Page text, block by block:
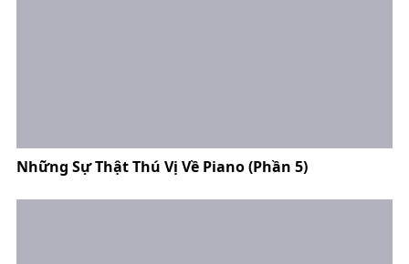
Những Sự Thật Thú Vị Về Piano (Phần 5)